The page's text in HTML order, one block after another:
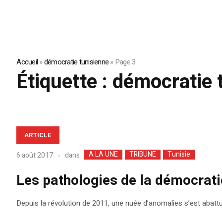
Accueil»démocratie tunisienne»Page 3
Étiquette : démocratie
ARTICLE
6 août 2017 dans A LA UNE TRIBUNE Tunisie
Les pathologies de la
Depuis la révolution de 2011, une nuée d’anomalies s’est